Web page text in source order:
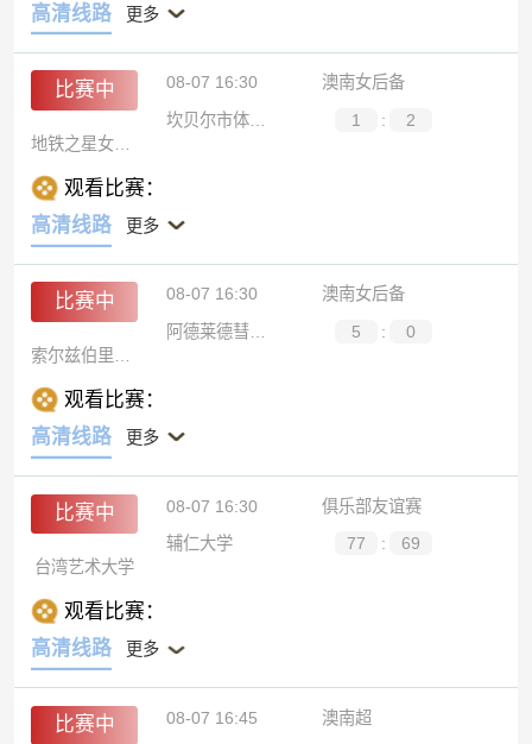
高清线路
更多
比赛中 08-07 16:30
澳南女后备
坎贝尔市体育馆女足后备队
1 :
2
地铁之星女足后备队
观看比赛：
高清线路
更多
比赛中 08-07 16:30
澳南女后备
阿德莱德彗星女足后备
5 :
0
索尔兹伯里国际女足后备
观看比赛：
高清线路
更多
比赛中 08-07 16:30
俱乐部友谊赛
辅仁大学
77 :
69
台湾艺术大学
观看比赛：
高清线路
更多
比赛中 08-07 16:45
澳南超